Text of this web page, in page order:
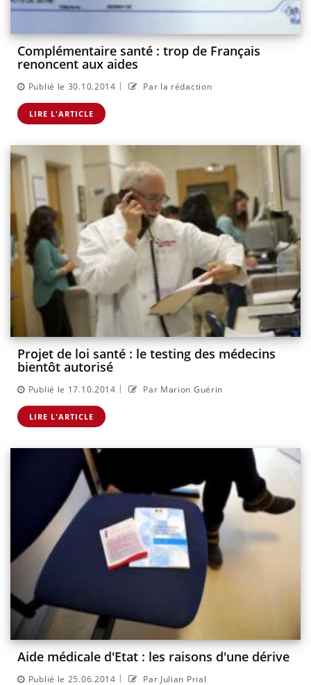
Complémentaire santé : trop de Français
renoncent aux aides
Publié le 30.10.2014 | Par la rédaction
LIRE L'ARTICLE
Projet de loi santé : le testing des médecins
bientôt autorisé
Publié le 17.10.2014 | Par Marion Guérin
LIRE L'ARTICLE
Aide médicale d'Etat : les raisons d'une dérive
Publié le 25.06.2014 | Par Julian Prial